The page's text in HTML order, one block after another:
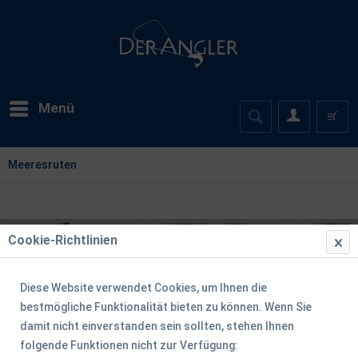
Menü
Meeresruten
Cookie-Richtlinien
Diese Website verwendet Cookies, um Ihnen die
bestmögliche Funktionalität bieten zu können. Wenn Sie
damit nicht einverstanden sein sollten, stehen Ihnen
folgende Funktionen nicht zur Verfügung: